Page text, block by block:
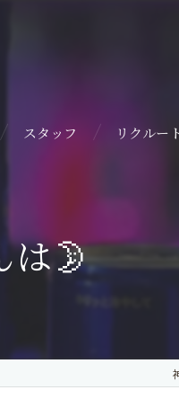
スタッフ リクルー
は🌛